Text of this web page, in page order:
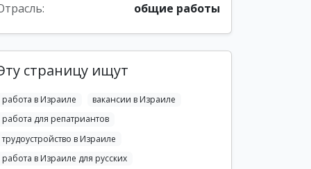
общие работы
страницу ищут
работа в Израиле
вакансии в Израиле
работа для репатриантов
трудоустройство в Израиле
работа в Израиле для русских